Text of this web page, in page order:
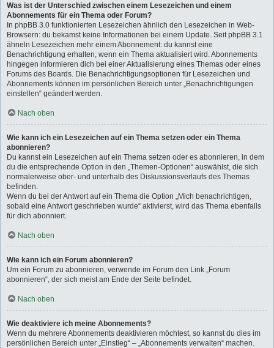
Was ist der Unterschied zwischen einem Lesezeichen und einem
Abonnements für ein Thema oder Forum?
In phpBB 3.0 funktionierten Lesezeichen ähnlich den Lesezeichen in Web-
Browsern: du bekamst keine Informationen bei einem Update. Seit phpBB 3.1
ähneln Lesezeichen mehr einem Abonnement: du kannst eine
Benachrichtigung erhalten, wenn ein Thema aktualisiert wird. Abonnements
hingegen informieren dich bei einer Aktualisierung eines Themas oder eines
Forums des Boards. Die Benachrichtigungsoptionen für Lesezeichen und
Abonnements können im persönlichen Bereich unter „Benachrichtigungen
einstellen“ geändert werden.
Nach oben
Wie kann ich ein Lesezeichen auf ein Thema setzen oder ein Thema
abonnieren?
Du kannst ein Lesezeichen auf ein Thema setzen oder es abonnieren, in dem
du die entsprechende Option in den „Themen-Optionen“ auswählst, die sich
normalerweise ober- und unterhalb des Diskussionsverlaufs des Themas
befinden.
Wenn du bei der Antwort auf ein Thema die Option „Mich benachrichtigen,
sobald eine Antwort geschrieben wurde“ aktivierst, wird das Thema ebenfalls
für dich abonniert.
Nach oben
Wie kann ich ein Forum abonnieren?
Um ein Forum zu abonnieren, verwende im Forum den Link „Forum
abonnieren“, der sich meist am Ende der Seite befindet.
Nach oben
Wie deaktiviere ich meine Abonnements?
Wenn du mehrere Abonnements deaktivieren möchtest, so kannst du dies im
persönlichen Bereich unter „Einstieg“ – „Abonnements verwalten“ machen.